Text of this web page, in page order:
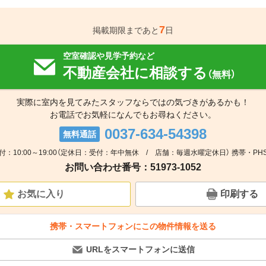
掲載期限まであと7日
空室確認や見学予約など
不動産会社に相談する （無料）
実際に室内を見てみたスタッフならではの気づきがあるかも！
お電話でお気軽になんでもお尋ねください。
無料通話 0037-634-54398
：10:00～19:00（定休日：受付：年中無休 / 店舗：毎週水曜定休日） 携帯・
お問い合わせ番号：51973-1052
お気に入り 印刷する
携帯・スマートフォンにこの物件情報を送る
URLをスマートフォンに送信